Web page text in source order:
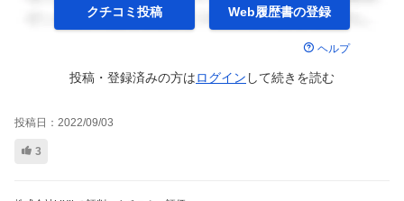
クチコミ投稿 Web履歴書の登録
ヘルプ
投稿・登録済みの方はログイン して続きを読む
投稿日： 2022/09/03
3